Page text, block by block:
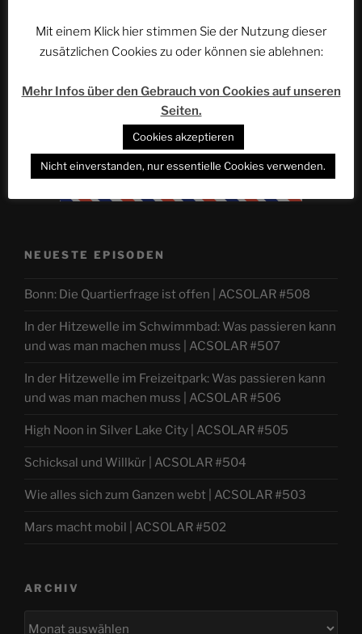
NEUESTE EPISODEN
Bonn: Die Quartierfrage ist offen | ACSOLAR #508
In der Hitzewelle im Schwimmbad: Was passieren kann
und was man machen muss | ACSOLAR #507
In der Hitzewelle im Freizeitpark: Was passieren kann
und was man machen muss | ACSOLAR #506
High Noon in Silver Lake City | ACSOLAR #505
Schicksal und Willkür | ACSOLAR #504
Wie alles sich zum Ganzen webt | ACSOLAR #503
Mars macht mobil | ACSOLAR #502
ARCHIV
Mit einem Klick hier stimmen Sie der Nutzung dieser
zusätzlichen Cookies zu oder können sie ablehnen:
Mehr Infos über den Gebrauch von Cookies auf unseren
Seiten.
Cookies akzeptieren
Nicht einverstanden, nur essentielle Cookies verwenden.